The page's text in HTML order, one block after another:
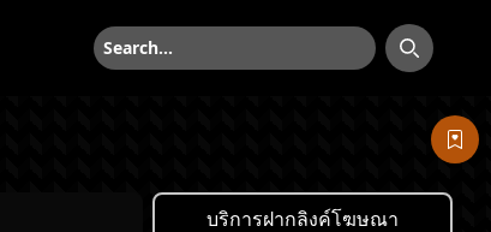
ค้นหา ค้นหา
บริการฝากลิงค์โฆษณา